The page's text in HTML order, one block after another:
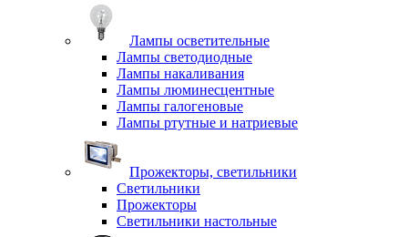
Лампы осветительные
Лампы светодиодные
Лампы накаливания
Лампы люминесцентные
Лампы галогеновые
Лампы ртутные и натриевые
Прожекторы, светильники
Светильники
Прожекторы
Светильники настольные